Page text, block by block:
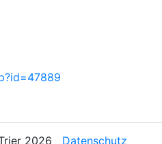
2026 Datenschutz